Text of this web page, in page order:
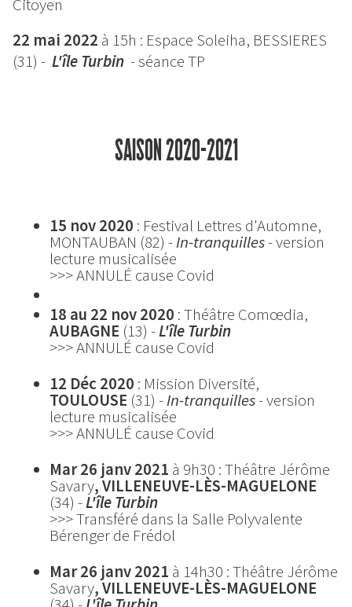
Citoyen
22 mai 2022 à 15h : Espace Soleiha, BESSIERES
(31) - L'île Turbin - séance TP
SAISON 2020-2021
15 nov 2020 : Festival Lettres d'Automne,
MONTAUBAN (82) -In-tranquilles- version
lecture musicalisée
>>> ANNULÉ cause Covid
18 au 22 nov 2020 :Théâtre Comœdia,
AUBAGNE (13) -L'île Turbin
>>> ANNULÉ cause Covid
12 Déc 2020 : Mission Diversité,
TOULOUSE (31) -In-tranquilles- version
lecture musicalisée
>>> ANNULÉ cause Covid
Mar 26 janv 2021 à 9h30 : Théâtre Jérôme
Savary, VILLENEUVE-LÈS-MAGUELONE
(34) -L'île Turbin
>>> Transféré dans la Salle Polyvalente
Bérenger de Frédol
Mar 26 janv 2021 à 14h30 : Théâtre Jérôme
Savary, VILLENEUVE-LÈS-MAGUELONE